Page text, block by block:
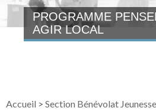
PROGRAMME
AGIR LOCAL
Accueil > Section Bénévolat Jeunesse